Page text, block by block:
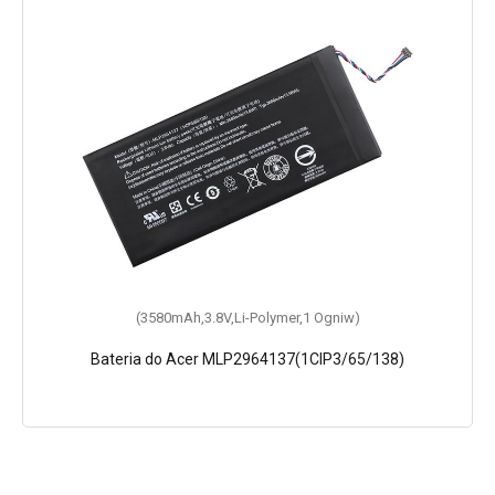
(3580mAh,3.8V,Li-Polymer,1 Ogniw)
Bateria do Acer MLP2964137(1CIP3/65/138)